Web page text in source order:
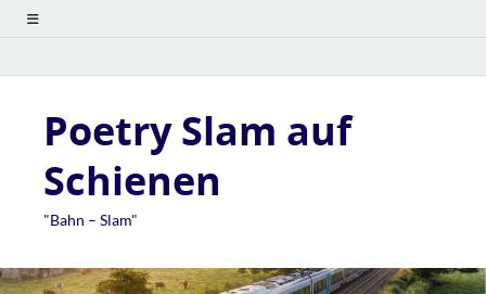
Poetry Slam auf
Schienen
"Bahn – Slam"